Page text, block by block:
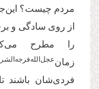
مردم چیست؟
از روی سادگی و
را مطرح
زمان‌
فردی‌شان باشند